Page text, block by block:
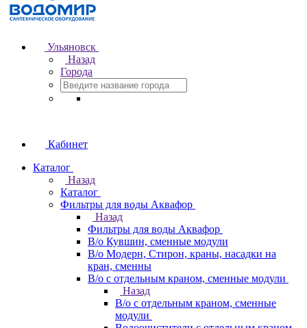
Ульяновск
Назад
Города
Кабинет
Каталог
Назад
Каталог
Фильтры для воды Аквафор
Назад
Фильтры для воды Аквафор
В/о Кувшин, сменные модули
В/о Модерн, Стирон, краны, насадки на
кран, сменны
В/о с отдельным краном, сменные модули
Назад
В/о с отдельным краном, сменные
модули